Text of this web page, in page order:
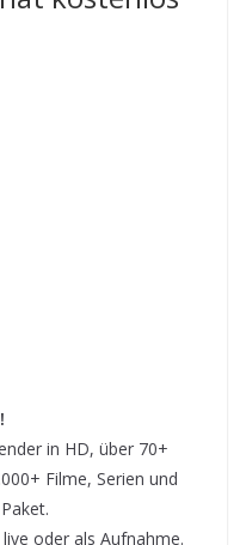
in HD, über 70+
Filme, Serien und
oder als Aufnahme.